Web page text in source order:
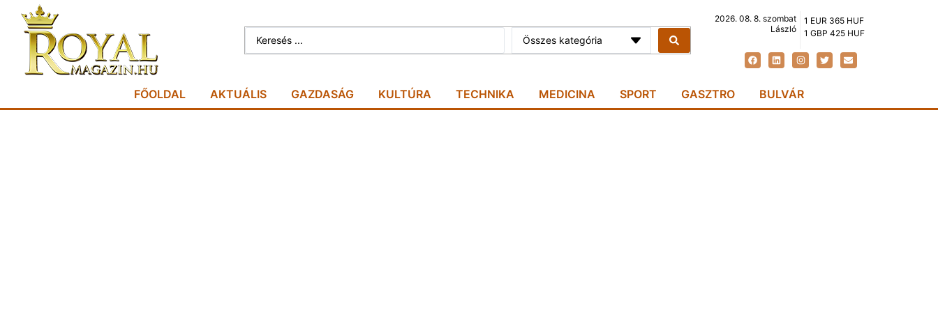
Összes kategória
2026. 08. 8. szombat
László
1 EUR 365 HUF
1 GBP 425 HUF
FŐOLDAL AKTUÁLIS GAZDASÁG KULTÚRA TECHNIKA MEDICINA SPORT GASZTRO BULVÁR